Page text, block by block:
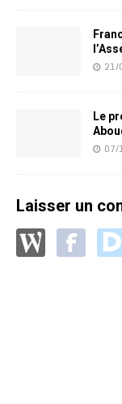
21/
Le
07/
Laisser un